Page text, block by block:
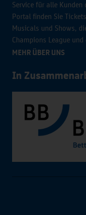
Service für alle Kunden
Portal finden Sie
Musicals und Shows,
Champions League und
MEHR ÜBER UNS
In